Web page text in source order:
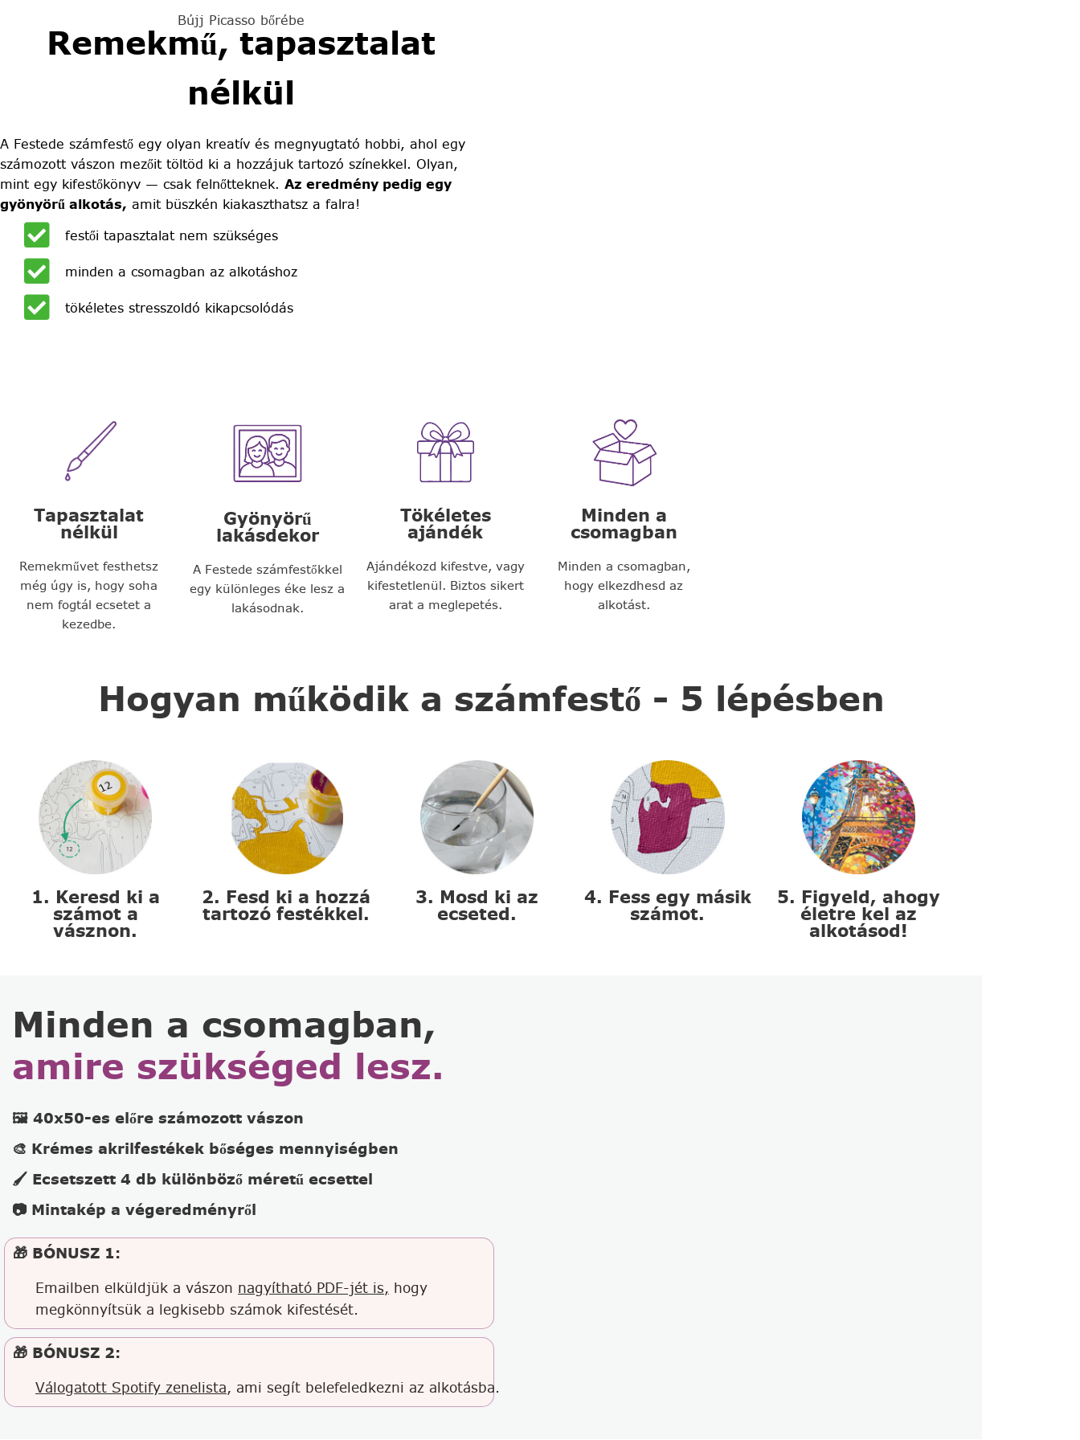
Bújj Picasso bőrébe
Remekmű, tapasztalat
nélkül
A Festede számfestő egy olyan kreatív és megnyugtató hobbi, ahol egy
számozott vászon mezőit töltöd ki a hozzájuk tartozó színekkel. Olyan,
mint egy kifestőkönyv — csak felnőtteknek. Az eredmény pedig egy
gyönyörű alkotás, amit büszkén kiakaszthatsz a falra!
festői tapasztalat nem szükséges
minden a csomagban az alkotáshoz
tökéletes stresszoldó kikapcsolódás
Tapasztalat
nélkül
Remekművet festhetsz
még úgy is, hogy soha
nem fogtál ecsetet a
kezedbe.
Gyönyörű
lakásdekor
A Festede számfestőkkel
egy különleges éke lesz a
lakásodnak.
Tökéletes
ajándék
Ajándékozd kifestve, vagy
kifestetlenül. Biztos sikert
arat a meglepetés.
Minden a
csomagban
Minden a csomagban,
hogy elkezdhesd az
alkotást.
Hogyan működik a számfestő - 5 lépésben
1. Keresd ki a
számot a
vásznon.
2. Fesd ki a hozzá
tartozó festékkel.
3. Mosd ki az
ecseted.
4. Fess egy másik
számot.
5. Figyeld, ahogy
életre kel az
alkotásod!
Minden a csomagban,
amire szükséged lesz.
🖼️ 40x50-es előre számozott vászon
🎨 Krémes akrilfestékek bőséges mennyiségben
🖌️ Ecsetszett 4 db különböző méretű ecsettel
📷 Mintakép a végeredményről
🎁 BÓNUSZ 1:
Emailben elküldjük a vászon nagyítható PDF-jét is, hogy
megkönnyítsük a legkisebb számok kifestését.
🎁 BÓNUSZ 2:
Válogatott Spotify zenelista, ami segít belefeledkezni az alkotásba.